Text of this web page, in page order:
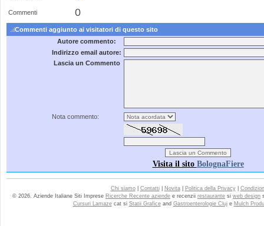
Commenti 0
Commenti aggiunto ai visitatori di questo sito
Autore commento:
Indirizzo email autore:
Lascia un Commento
Nota commento:
Visita il sito BolognaFiere
Chi siamo| Contatti| Novita| Politica della Privacy|
© 2026. Aziende Italiane Siti Imprese Ricerche Recente aziende e recenzii restaurante si web design
Cursuri Lamazecat si Statii Graficeand Gastroenterologie Cluje Mulch